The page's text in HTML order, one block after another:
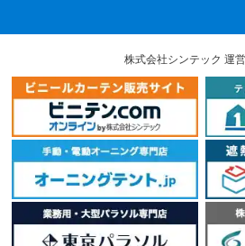
株式会社シンテック 運